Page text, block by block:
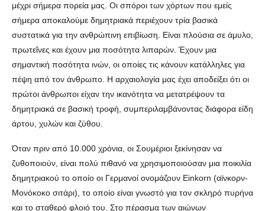
μέχρι σήμερα πορεία μας. Οι σπόροι των χόρτων που εμείς
σήμερα αποκαλούμε δημητριακά περιέχουν τρία βασικά
συστατικά για την ανθρώπινη επιβίωση. Είναι πλούσια σε άμυλο,
πρωτεΐνες και έχουν μια ποσότητα λιπαρών. Έχουν μια
σημαντική ποσότητα ινών, οι οποίες τις κάνουν κατάλληλες για
πέψη από τον άνθρωπο. Η αρχαιολογία μας έχει αποδείξει ότι οι
πρώτοι άνθρωποι είχαν την ικανότητα να μετατρέψουν τα
δημητριακά σε βασική τροφή, συμπεριλαμβάνοντας διάφορα είδη
άρτου, χυλών και ζύθου.
Όταν πριν από 10.000 χρόνια, οι Σουμέριοι ξεκίνησαν να
ζυθοποιούν, είναι πολύ πιθανό να χρησιμοποιούσαν μια ποικιλία
δημητριακού το οποίο οι Γερμανοί ονομάζουν Einkorn (αϊνκορν-
Μονόκοκο σιτάρι), το οποίο είναι γνωστό για τον σκληρό πυρήνα
και το σταθερό φλοιό του. Στο πέρασμα των αιώνων